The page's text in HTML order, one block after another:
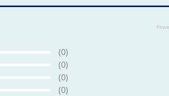
(0)
(0)
(0)
(0)